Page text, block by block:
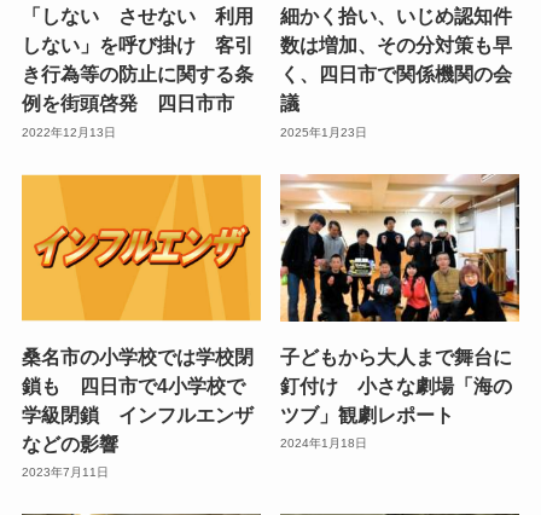
「しない させない 利用
しない」を呼び掛け 客引
き行為等の防止に関する条
例を街頭啓発 四日市市
2022年12月13日
細かく拾い、いじめ認知件
数は増加、その分対策も早
く、四日市で関係機関の会
議
2025年1月23日
桑名市の小学校では学校閉
鎖も 四日市で4小学校で
学級閉鎖 インフルエンザ
などの影響
2023年7月11日
子どもから大人まで舞台に
釘付け 小さな劇場「海の
ツブ」観劇レポート
2024年1月18日